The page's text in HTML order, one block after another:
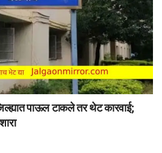
पाऊल टाकले तर थेट कारवाई;